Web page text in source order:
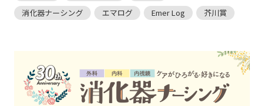
消化器ナーシング
エマログ Emer Log 芥川賞